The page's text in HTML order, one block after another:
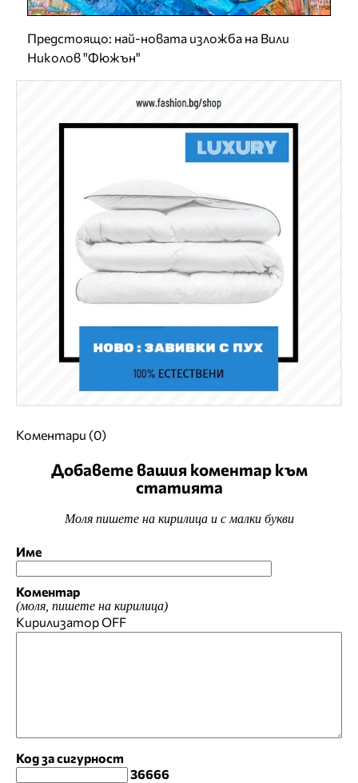
Предстоящо: най-новата изложба на Вили
Николов "Фюжън"
Коментари (0)
Добавете вашия коментар към
статията
Моля пишете на кирилица и с малки букви
Име
Коментар
(моля, пишете на кирилица)
КирилизаторOFF
Код за сигурност
36666